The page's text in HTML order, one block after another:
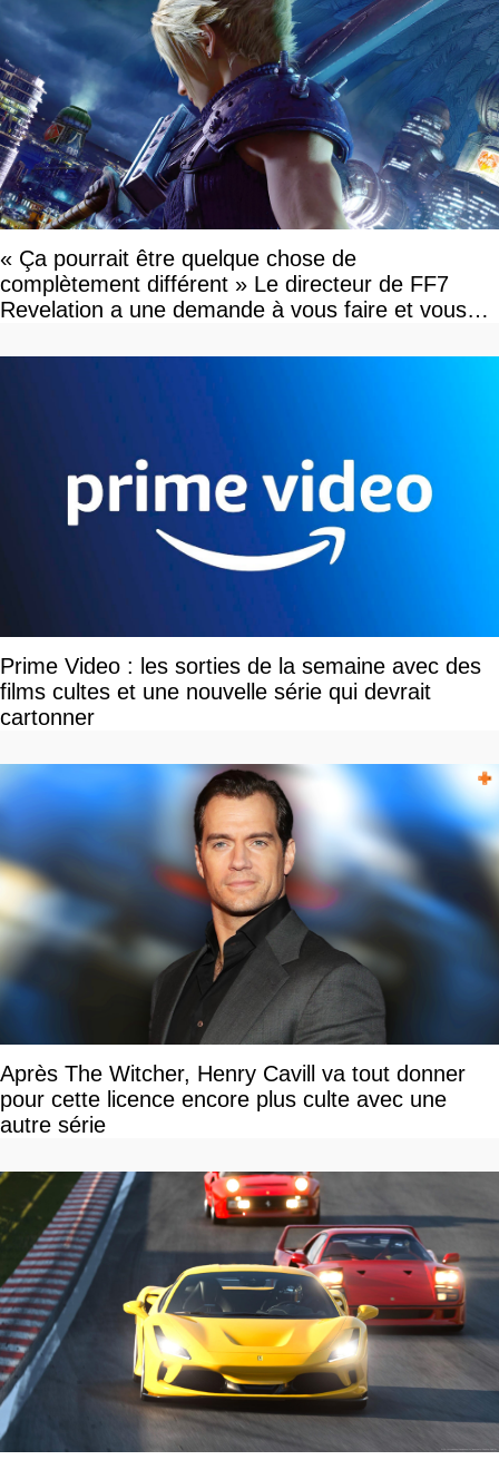
« Ça pourrait être quelque chose de
complètement différent » Le directeur de FF7
Revelation a une demande à vous faire et vous
Prime Video : les sorties de la semaine avec des
films cultes et une nouvelle série qui devrait
cartonner
Après The Witcher, Henry Cavill va tout donner
pour cette licence encore plus culte avec une
autre série